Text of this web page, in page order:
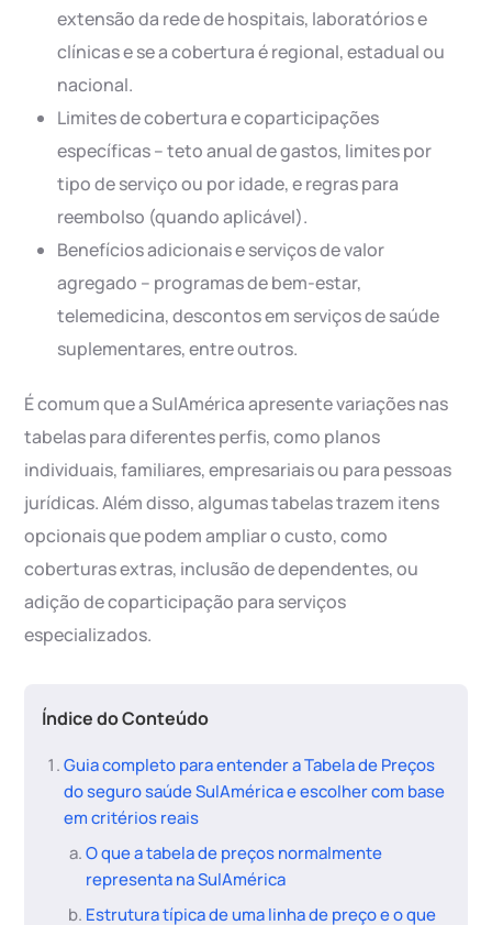
extensão da rede de hospitais, laboratórios e
clínicas e se a cobertura é regional, estadual ou
nacional.
Limites de cobertura e coparticipações
específicas – teto anual de gastos, limites por
tipo de serviço ou por idade, e regras para
reembolso (quando aplicável).
Benefícios adicionais e serviços de valor
agregado – programas de bem-estar,
telemedicina, descontos em serviços de saúde
suplementares, entre outros.
É comum que a SulAmérica apresente variações nas
tabelas para diferentes perfis, como planos
individuais, familiares, empresariais ou para pessoas
jurídicas. Além disso, algumas tabelas trazem itens
opcionais que podem ampliar o custo, como
coberturas extras, inclusão de dependentes, ou
adição de coparticipação para serviços
especializados.
Índice do Conteúdo
Guia completo para entender a Tabela de Preços
do seguro saúde SulAmérica e escolher com base
em critérios reais
O que a tabela de preços normalmente
representa na SulAmérica
Estrutura típica de uma linha de preço e o que